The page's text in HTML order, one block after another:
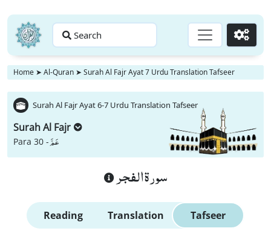
Search Go
Home ➤ Al-Quran ➤ Surah Al Fajr Ayat 7 Urdu Translation Tafseer
Surah Al Fajr Ayat 6-7 Urdu Translation Tafseer
Surah Al Fajr
Para 30 -عَمَّ
سورة الفجر
Reading Translation Tafseer